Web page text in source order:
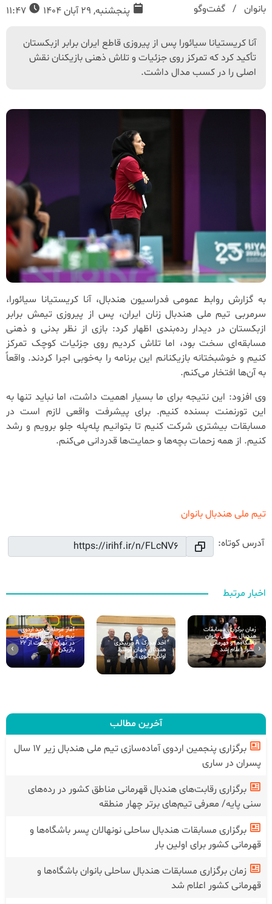
بانوان گفت‌و‌گو پنجشنبه, 29 آبان 1404
آنا کریستیانا سیائورا پس از پیروزی قاطع ایران برابر ازبکستان
تأکید کرد که تمرکز روی جزئیات و تلاش ذهنی بازیکنان نقش
اصلی را در کسب مدال داشت.
به گزارش روابط عمومی فدراسیون هندبال، آنا کریستیانا سیائورا،
سرمربی تیم ملی هندبال زنان ایران، پس از پیروزی تیمش برابر
ازبکستان در دیدار رده‌بندی اظهار کرد: بازی از نظر بدنی و ذهنی
مسابقه‌ای سخت بود، اما تلاش کردیم روی جزئیات کوچک تمرکز
کنیم و خوشبختانه بازیکنانم این برنامه را به‌خوبی اجرا کردند. واقعاً
به آن‌ها افتخار می‌کنم.
وی افزود: این نتیجه برای ما بسیار اهمیت داشت، اما نباید تنها به
این تورنمنت بسنده کنیم. برای پیشرفت واقعی لازم است در
مسابقات بیشتری شرکت کنیم تا بتوانیم پله‌پله جلو برویم و رشد
کنیم. از همه زحمات بچه‌ها و حمایت‌ها قدردانی می‌کنم.
تیم ملی هندبال بانوان
آدرس کوتاه:
اخبار مرتبط
زمان برگزاری مسابقات
هندبال ساحلی بانوان
باشگاه‌ها و قهرمانی
کشور اعلام شد
اخذ مدرک A مربیگری
هندبال جهان توسط
اولین بانوی ایرانی
آغاز مرحله جدید اردوی
تیم ملی هندبال بانوان
در تهران با دعوت از ۲۲
بازیکن
‹
›
آخرین مطالب
برگزاری پنجمین اردوی آماده‌سازی تیم ملی هندبال زیر ۱۷ سال
پسران در ساری
برگزاری رقابت‌های هندبال قهرمانی مناطق کشور در رده‌های
سنی پایه/ معرفی تیم‌های برتر چهار منطقه
برگزاری مسابقات هندبال ساحلی نونهالان پسر باشگاه‌ها و
قهرمانی کشور برای اولین بار
زمان برگزاری مسابقات هندبال ساحلی بانوان باشگاه‌ها و
قهرمانی کشور اعلام شد